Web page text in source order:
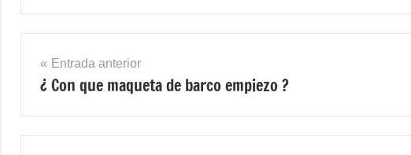
Navegación
de
entradas
Entrada anterior
¿ Con que maqueta de barco empiezo ?